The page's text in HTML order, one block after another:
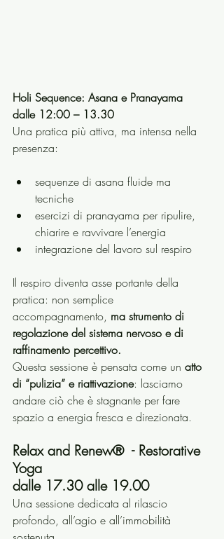
Holi Sequence: Asana e Pranayama
dalle 12:00 – 13.30
Una pratica più attiva, ma intensa nella
presenza:
sequenze di asana fluide ma
tecniche
esercizi di pranayama per ripulire,
chiarire e ravvivare l’energia
integrazione del lavoro sul respiro
Il respiro diventa asse portante della
pratica: non semplice
accompagnamento, ma strumento di
regolazione del sistema nervoso e di
raffinamento percettivo.
Questa sessione è pensata come un atto
di “pulizia” e riattivazione: lasciamo
andare ciò che è stagnante per fare
spazio a energia fresca e direzionata.
Relax and Renew®  - Restorative
Yoga
dalle 17.30 alle 19.00
Una sessione dedicata al rilascio
profondo, all’agio e all’immobilità